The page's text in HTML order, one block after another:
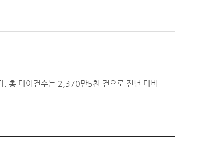
. 총 대여건수는 2,370만5천 건으로 전년 대비